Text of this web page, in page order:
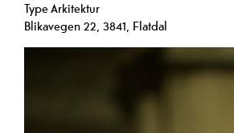
TypeArkitektur
Blikavegen 22, 3841, Flatdal